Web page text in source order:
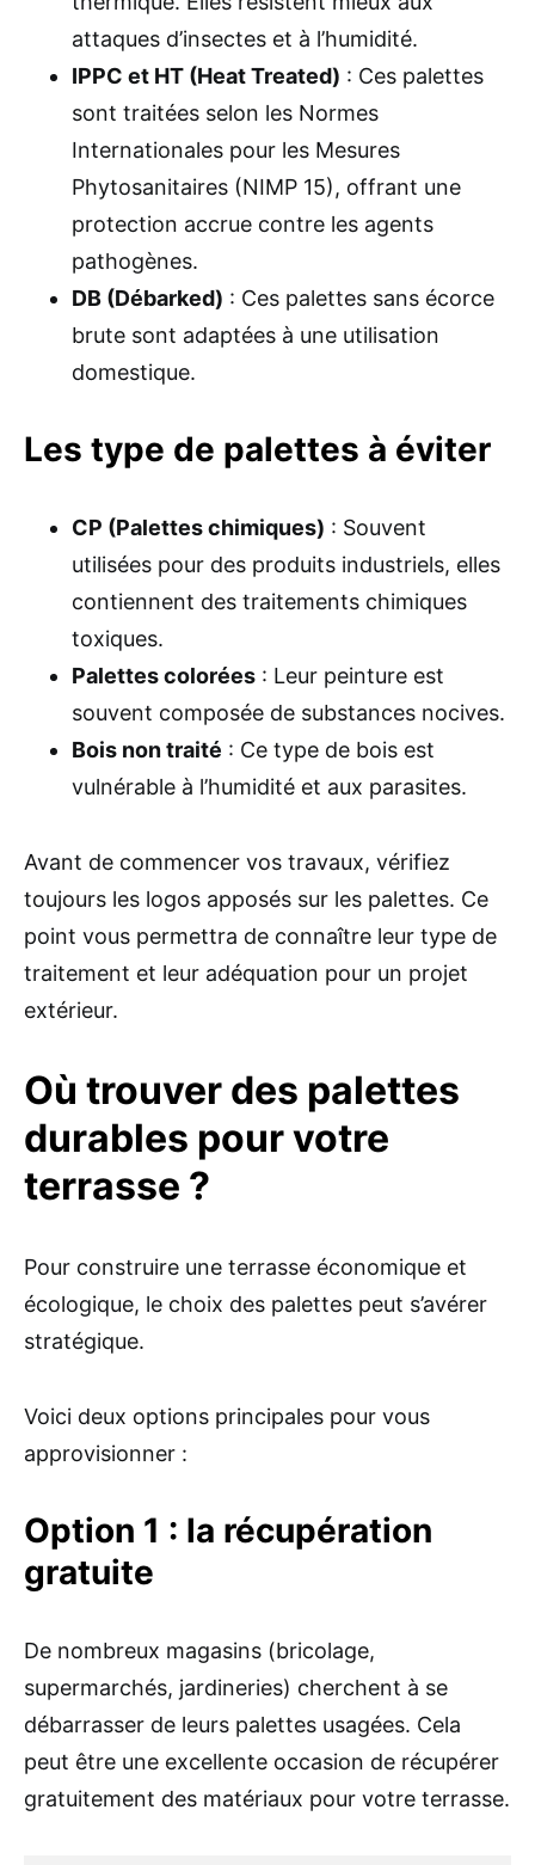
attaques d’insectes et à l’humidité.
IPPC et HT (Heat Treated) : Ces palettes
sont traitées selon les Normes
Internationales pour les Mesures
Phytosanitaires (NIMP 15), offrant une
protection accrue contre les agents
pathogènes.
DB (Débarked) : Ces palettes sans écorce
brute sont adaptées à une utilisation
domestique.
Les type de palettes à éviter
CP (Palettes chimiques) : Souvent
utilisées pour des produits industriels, elles
contiennent des traitements chimiques
toxiques.
Palettes colorées : Leur peinture est
souvent composée de substances nocives.
Bois non traité : Ce type de bois est
vulnérable à l’humidité et aux parasites.
Avant de commencer vos travaux, vérifiez
toujours les logos apposés sur les palettes. Ce
point vous permettra de connaître leur type de
traitement et leur adéquation pour un projet
extérieur.
Où trouver des palettes
durables pour votre
terrasse ?
Pour construire une terrasse économique et
écologique, le choix des palettes peut s’avérer
stratégique.
Voici deux options principales pour vous
approvisionner :
Option 1 : la récupération
gratuite
De nombreux magasins (bricolage,
supermarchés, jardineries) cherchent à se
débarrasser de leurs palettes usagées. Cela
peut être une excellente occasion de récupérer
gratuitement des matériaux pour votre terrasse.